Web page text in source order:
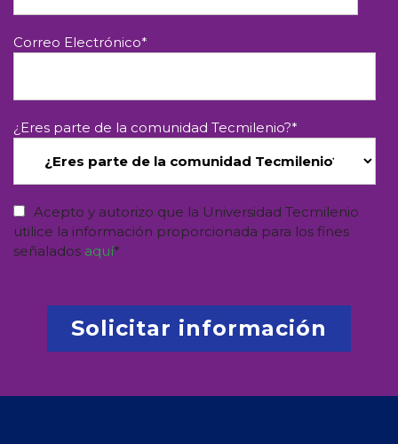
Correo Electrónico*
¿Eres parte de la comunidad Tecmilenio?*
Acepto y autorizo que la Universidad Tecmilenio
utilice la información proporcionada para los fines
señalados aquí*